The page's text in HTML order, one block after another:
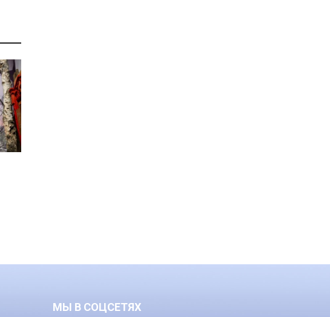
МЫ В СОЦСЕТЯХ